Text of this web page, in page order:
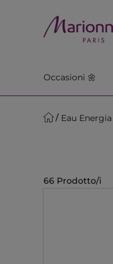
Occasioni 🌼
Eau Energia
66 Prodotto/i